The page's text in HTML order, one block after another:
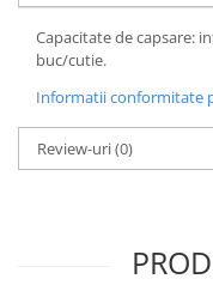
Cerneala si rezerva
Stilouri
Radiere
Creta scolara
Echere, rigle,
sabloane, truse
Capacitate de capsare:
buc/cutie.
Informatii conformitate
Review-uri(0)